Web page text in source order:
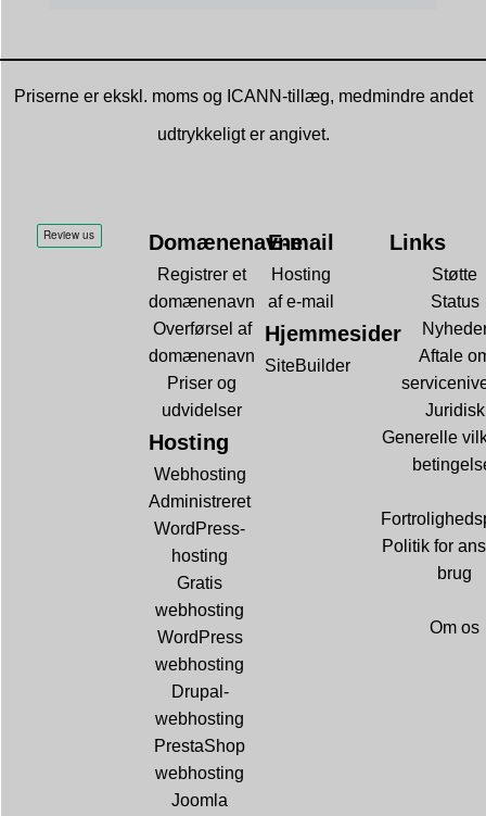
Priserne er ekskl. moms og ICANN-tillæg, medmindre andet
udtrykkeligt er angivet.
Domænenavne
Registrer et
domænenavn
Overførsel af
domænenavn
Priser og
udvidelser
Hosting
Webhosting
Administreret
WordPress-
hosting
Gratis
webhosting
WordPress
webhosting
Drupal-
webhosting
PrestaShop
webhosting
Joomla
E-mail
Hosting
af e-mail
Hjemmesider
SiteBuilder
Links
Støtte
Status
Aftale
Juridisk
Generelle
Politik for
brug
Om os